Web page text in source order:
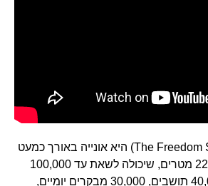
‘אוניית החופש’ (The Freedom Ship) היא אונייה באורך כמעט
ק”מ וחצי ורוחב של 229 מטרים, שיכולה לשאת עד 100,000
אנשים בו זמנית (40,000 תושבים, 30,000 מבקרים יומיים,